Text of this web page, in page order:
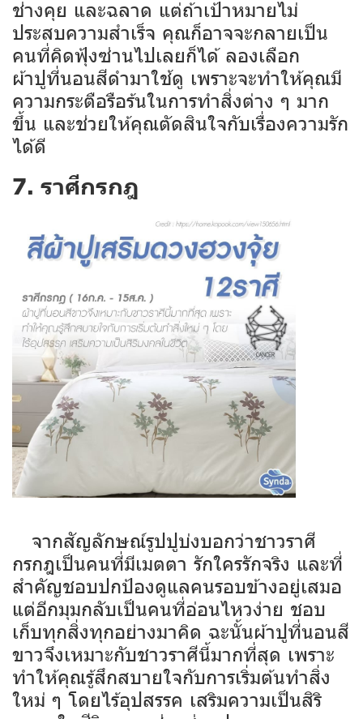
ช่างคุย และฉลาด แต่ถ้าเป้าหมายไม่
ประสบความสำเร็จ คุณก็อาจจะกลายเป็น
คนที่คิดฟุ้งซ่านไปเลยก็ได้ ลองเลือก
ผ้าปูที่นอนสีดำมาใช้ดู เพราะจะทำให้คุณมี
ความกระตือรือร้นในการทำสิ่งต่าง ๆ มาก
ขึ้น และช่วยให้คุณตัดสินใจกับเรื่องความรัก
ได้ดี
7. ราศีกรกฎ
จากสัญลักษณ์รูปปูบ่งบอกว่าชาวราศี
กรกฎเป็นคนที่มีเมตตา รักใครรักจริง และที่
สำคัญชอบปกป้องดูแลคนรอบข้างอยู่เสมอ
แต่อีกมุมกลับเป็นคนที่อ่อนไหวง่าย ชอบ
เก็บทุกสิ่งทุกอย่างมาคิด ฉะนั้นผ้าปูที่นอนสี
ขาวจึงเหมาะกับชาวราศีนี้มากที่สุด เพราะ
ทำให้คุณรู้สึกสบายใจกับการเริ่มต้นทำสิ่ง
ใหม่ ๆ โดยไร้อุปสรรค เสริมความเป็นสิริ